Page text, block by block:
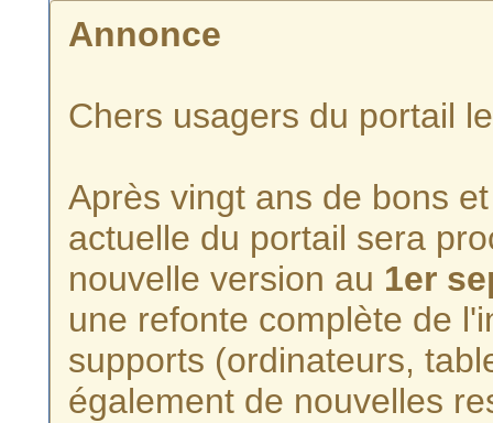
Annonce
Chers usagers du portail
Après vingt ans de bons
actuelle du portail sera
nouvelle version au 1er
une refonte complète de
supports (ordinateurs,
également de nouvelles